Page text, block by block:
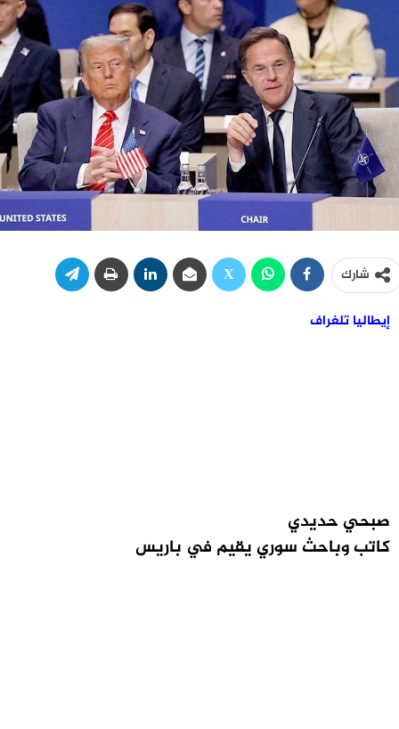
شارك
إيطاليا تلغراف
صبحي حديدي
كاتب وباحث سوري يقيم في باريس